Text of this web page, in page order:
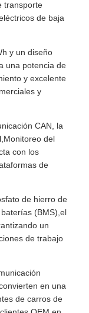
transporte
de baja
y un diseño
una potencia de
y excelente
y
CAN, la
del
con los
de
de hierro de
(BMS),el
un
de trabajo
en una
de carros de